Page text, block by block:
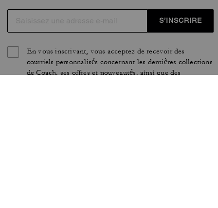
S’INSCRIRE
En vous inscrivant, vous acceptez de recevoir des
courriels personnalisés concernant les dernières collections
de Coach, ses offres et nouveautés, ainsi que des